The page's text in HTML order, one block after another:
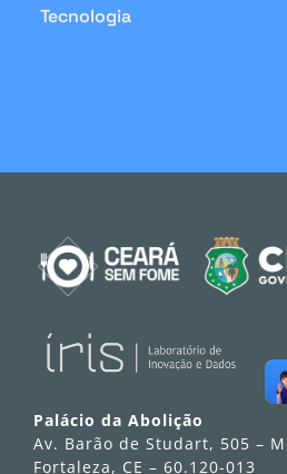
Tecnologia
Palácio da Abolição
Av. Barão de Studart, 505 –
Fortaleza, CE – 60.120-013